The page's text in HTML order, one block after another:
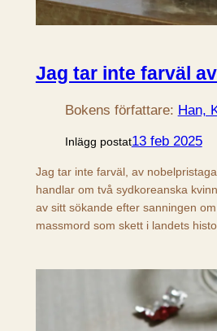
Jag tar inte farväl
Bokens författare: Han,
Inlägg postat13 feb 2025
Jag tar inte farväl, av
handlar om två sydkoreanska
av sitt sökande efter sanningen
massmord som skett i landets